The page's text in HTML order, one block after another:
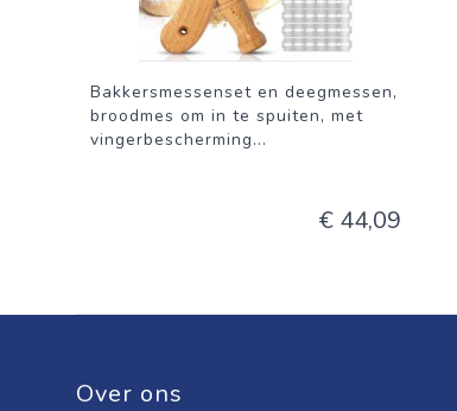
Bakkersmessenset en deegmessen,
broodmes om in te spuiten, met
vingerbescherming...
€ 44,09
Over ons